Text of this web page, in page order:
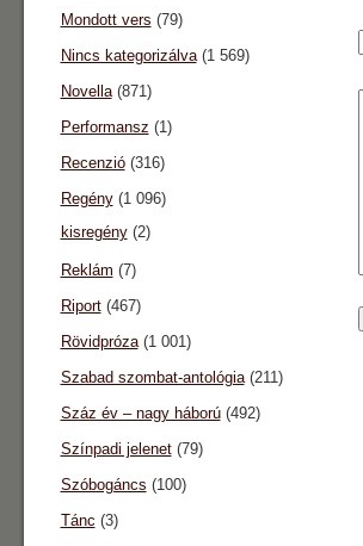
Mondott vers (79)
Nincs kategorizálva(1 569)
Novella(871)
Performansz (1)
Recenzió(316)
Regény(1 096)
kisregény(2)
Reklám (7)
Riport(467)
Rövidpróza(1 001)
Szabad szombat-antológia(211)
Száz év – nagy háború(492)
Színpadi jelenet(79)
Szóbogáncs (100)
Tánc (3)